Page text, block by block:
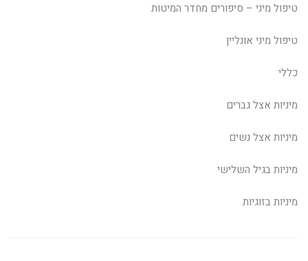
טיפול מיני – סיפורים מחדר המיטות
טיפול מיני אונליין
כללי
מיניות אצל גברים
מיניות אצל נשים
מיניות בגיל השלישי
מיניות בזוגיות